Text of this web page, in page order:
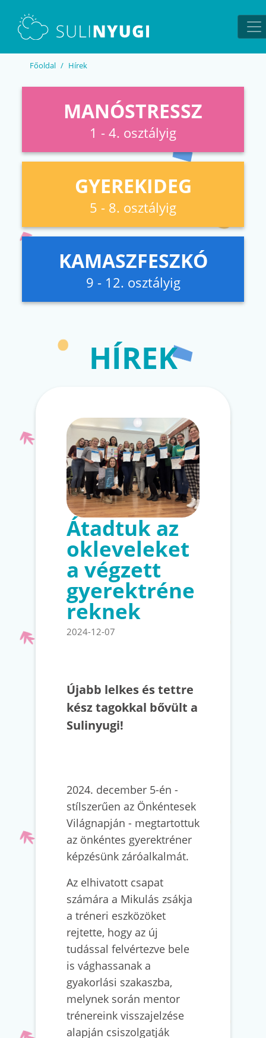
Főoldal Hírek
MANÓSTRESSZ
1 - 4. osztályig
GYEREKIDEG
5 - 8. osztályig
KAMASZFESZKÓ
9 - 12. osztályig
HÍREK
Átadtuk az
okleveleket
a végzett
gyerektréne
reknek
2024-12-07
Újabb lelkes és tettre
kész tagokkal bővült a
Sulinyugi!
2024. december 5-én -
stílszerűen az Önkéntesek
Világnapján - megtartottuk
az önkéntes gyerektréner
képzésünk záróalkalmát.
Az elhivatott csapat
számára a Mikulás zsákja
a tréneri eszközöket
rejtette, hogy az új
tudással felvértezve bele
is vághassanak a
gyakorlási szakaszba,
melynek során mentor
trénereink visszajelzése
alapján csiszolgatják